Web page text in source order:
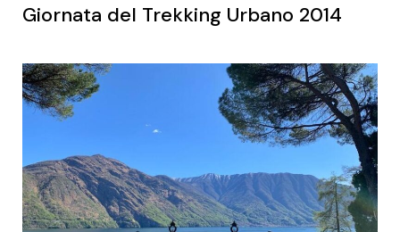
Giornata del Trekking Urbano 2014